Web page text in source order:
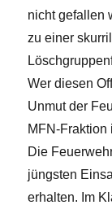
nicht gefallen
zu einer
Wer diesen
Unmut der
MFN-Fraktion
Die
jüngsten
erhalten. Im